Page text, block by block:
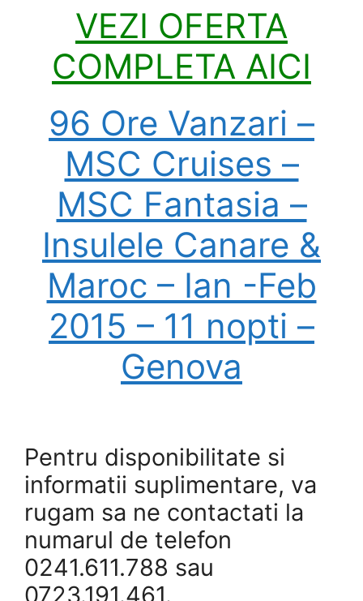
VEZI OFERTA
COMPLETA AICI
96 Ore Vanzari –
MSC Cruises –
MSC Fantasia –
Insulele Canare &
Maroc – Ian -Feb
2015 – 11 nopti –
Genova
Pentru disponibilitate si
informatii suplimentare, va
rugam sa ne contactati la
numarul de telefon
0241.611.788 sau
0723.191.461.